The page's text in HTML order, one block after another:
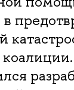
в